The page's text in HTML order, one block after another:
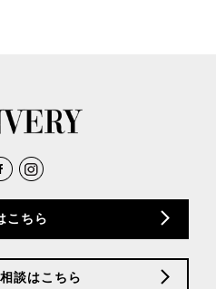
こちら
談はこちら